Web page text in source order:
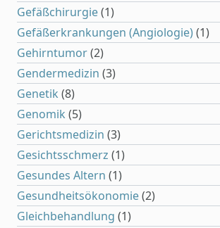
Gefäßchirurgie(1)
Gefäßerkrankungen (Angiologie)(1)
Gehirntumor(2)
Gendermedizin (3)
Genetik (8)
Genomik (5)
Gerichtsmedizin (3)
Gesichtsschmerz (1)
Gesundes Altern (1)
Gesundheitsökonomie(2)
Gleichbehandlung (1)